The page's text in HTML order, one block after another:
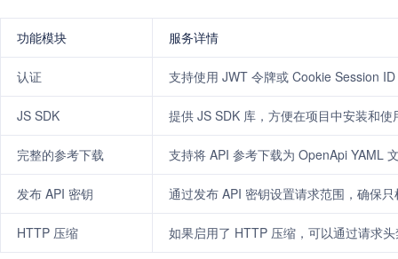
功能模块 服务详情
认证 支持使用 JWT 令牌或 Cookie Session
JS SDK 提供 JS SDK 库，方便在项目中安装和使
完整的参考下载 支持将 API 参考下载为 OpenApi YAML
发布 API 密钥 通过发布 API 密钥设置请求范围，确保
HTTP 压缩 如果启用了 HTTP 压缩，可以通过请求